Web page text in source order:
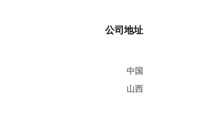
公司地址
中国
山西